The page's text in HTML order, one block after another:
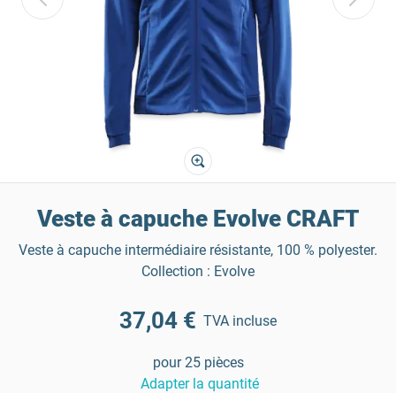
Veste à capuche Evolve CRAFT
Veste à capuche intermédiaire résistante, 100 % polyester.
Collection : Evolve
37,04 € TVA incluse
pour 25 pièces
Adapter la quantité